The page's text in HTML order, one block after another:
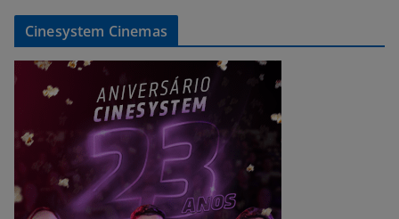
Cinesystem Cinemas